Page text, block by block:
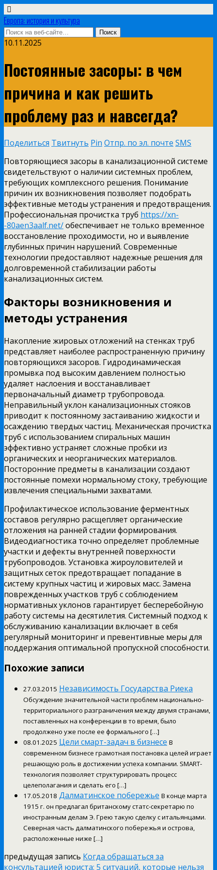
Европа: история и культура
10.11.2025
Постоянные засоры: в чем
причина и как решить
проблему раз и навсегда?
Поделиться Твитнуть Pin Отпр. по эл. почте SMS
Повторяющиеся засоры в канализационной системе
свидетельствуют о наличии системных проблем,
требующих комплексного решения. Понимание
причин их возникновения позволяет подобрать
эффективные методы устранения и предотвращения.
Профессиональная прочистка труб https://xn-
-80aen3aalf.net/обеспечивает не только временное
восстановление проходимости, но и выявление
глубинных причин нарушений. Современные
технологии предоставляют надежные решения для
долговременной стабилизации работы
канализационных систем.
Факторы возникновения и
методы устранения
Накопление жировых отложений на стенках труб
представляет наиболее распространенную причину
повторяющихся засоров. Гидродинамическая
промывка под высоким давлением полностью
удаляет наслоения и восстанавливает
первоначальный диаметр трубопровода.
Неправильный уклон канализационных стояков
приводит к постоянному застаиванию жидкости и
осаждению твердых частиц. Механическая прочистка
труб с использованием спиральных машин
эффективно устраняет сложные пробки из
органических и неорганических материалов.
Посторонние предметы в канализации создают
постоянные помехи нормальному стоку, требующие
извлечения специальными захватами.
Профилактическое использование ферментных
составов регулярно расщепляет органические
отложения на ранней стадии формирования.
Видеодиагностика точно определяет проблемные
участки и дефекты внутренней поверхности
трубопроводов. Установка жироуловителей и
защитных сеток предотвращает попадание в
систему крупных частиц и жировых масс. Замена
поврежденных участков труб с соблюдением
нормативных уклонов гарантирует бесперебойную
работу системы на десятилетия. Системный подход к
обслуживанию канализации включает в себя
регулярный мониторинг и превентивные меры для
поддержания оптимальной пропускной способности.
Похожие записи
27.03.2015 Независимость Государства Риека
Обсуждение значительной части проблем национально-
территориального разграничения между двумя странами,
поставленных на конференции в то время, было
продолжено уже после ее формального […]
08.01.2025 Цели смарт-задач в бизнесе В
современном бизнесе грамотная постановка целей играет
решающую роль в достижении успеха компании. SMART-
технология позволяет структурировать процесс
целеполагания и сделать его […]
17.05.2018 Далматинское побережье В конце марта
1915 г. он предлагал британскому статс-секретарю по
иностранным делам Э. Грею такую сделку с итальянцами.
Северная часть далматинского побережья и острова,
расположенные ниже […]
предыдущая запись Когда обращаться за
консультацией юриста: 5 ситуаций, которые нельзя